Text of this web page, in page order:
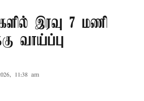
இரவு 7 மணி
வாய்ப்பு
11:38 am